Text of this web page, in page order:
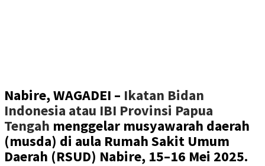
Nabire, WAGADEI – Ikatan Bidan
Indonesia atau IBI Provinsi Papua
Tengah menggelar musyawarah daerah
(musda) di aula Rumah Sakit Umum
Daerah (RSUD) Nabire, 15–16 Mei 2025.